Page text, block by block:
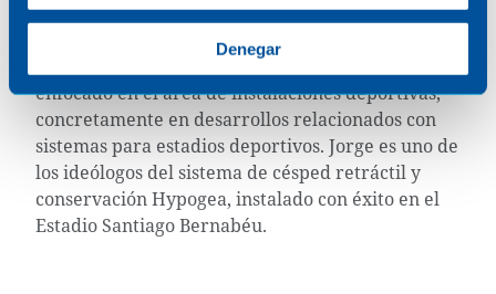
Denegar
Jorge Vizcaya es arquitecto en la disciplina de
arquitectura de Sener, en el área de Mobility,
desde 2007, y, en los últimos años ha estado
enfocado en el área de instalaciones deportivas,
concretamente en desarrollos relacionados con
sistemas para estadios deportivos. Jorge es uno de
los ideólogos del sistema de césped retráctil y
conservación Hypogea, instalado con éxito en el
Estadio Santiago Bernabéu.